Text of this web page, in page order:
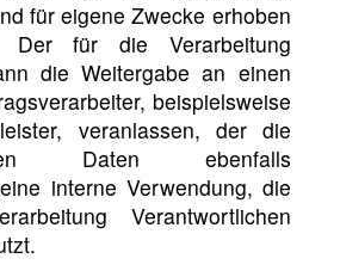
für eigene Zwecke erhoben
Der für die Verarbeitung
die Weitergabe an einen
beispielsweise
veranlassen, der die
Daten ebenfalls
interne Verwendung, die
Verantwortlichen